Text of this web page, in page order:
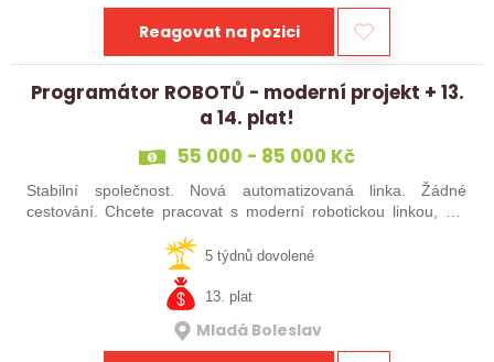
Reagovat na pozici
Programátor ROBOTŮ - moderní projekt + 13.
a 14. plat!
55 000 - 85 000 Kč
Stabilní společnost. Nová automatizovaná linka. Žádné
cestování. Chcete pracovat s moderní robotickou linkou, ale
šikovné absolventy…
5 týdnů dovolené
13. plat
Mladá Boleslav